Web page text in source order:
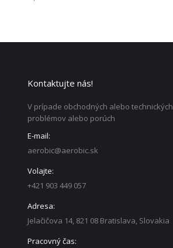
Kontaktujte nás!
V prípade obchodných alebo technických
problémov alebo porúch
E-mail:
aerobic@aerobic.sk
Volajte:
+421 903 449 057
Adresa:
Jelačičova 14, 821 08 Bratislava, Slovakia
Pracovný čas: